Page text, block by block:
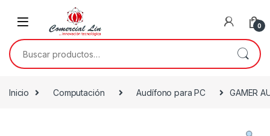
0
Inicio Computación Audífono para PC GAMER